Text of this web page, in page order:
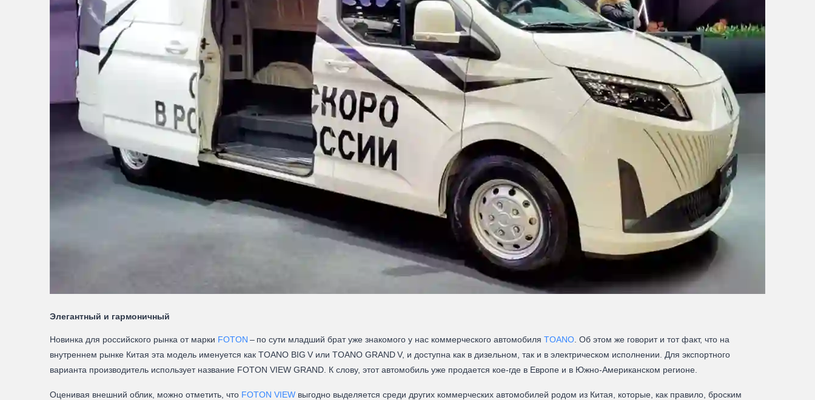
Элегантный и гармоничный
Новинка для российского рынка от марки FOTON – по сути младший брат уже знакомого у нас коммерческого автомобиля TOANO . Об этом же говорит и тот факт, что на
внутреннем рынке Китая эта модель именуется как TOANO BIG V или TOANO GRAND V, и доступна как в дизельном, так и в электрическом исполнении. Для экспортного
варианта производитель использует название FOTON VIEW GRAND. К слову, этот автомобиль уже продается кое-где в Европе и в Южно-Американском регионе.
Оценивая внешний облик, можно отметить, что FOTON VIEW выгодно выделяется среди других коммерческих автомобилей родом из Китая, которые, как правило, броским